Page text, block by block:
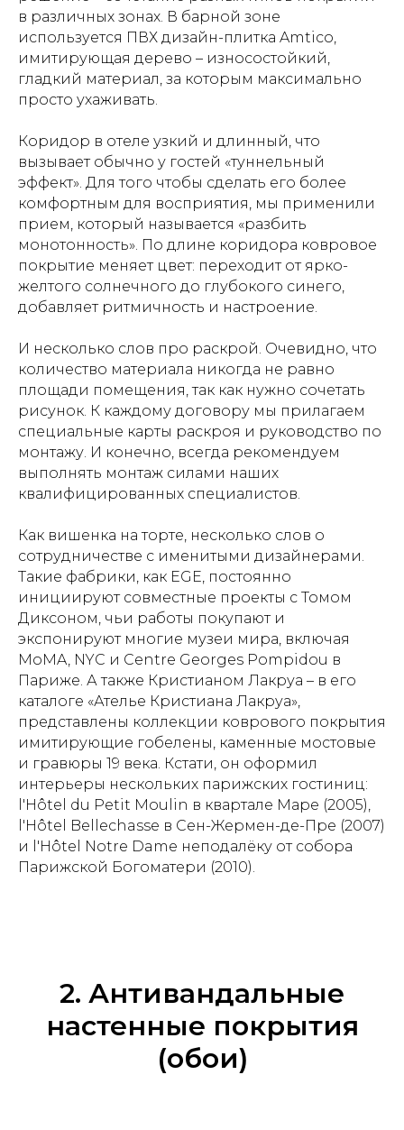
в различных зонах. В барной зоне
используется ПВХ дизайн-плитка Amtico,
имитирующая дерево – износостойкий,
гладкий материал, за которым максимально
просто ухаживать.
Коридор в отеле узкий и длинный, что
вызывает обычно у гостей «туннельный
эффект». Для того чтобы сделать его более
комфортным для восприятия, мы применили
прием, который называется «разбить
монотонность». По длине коридора ковровое
покрытие меняет цвет: переходит от ярко-
желтого солнечного до глубокого синего,
добавляет ритмичность и настроение.
И несколько слов про раскрой. Очевидно, что
количество материала никогда не равно
площади помещения, так как нужно сочетать
рисунок. К каждому договору мы прилагаем
специальные карты раскроя и руководство по
монтажу. И конечно, всегда рекомендуем
выполнять монтаж силами наших
квалифицированных специалистов.
Как вишенка на торте, несколько слов о
сотрудничестве с именитыми дизайнерами.
Такие фабрики, как EGE, постоянно
инициируют совместные проекты с Томом
Диксоном, чьи работы покупают и
экспонируют многие музеи мира, включая
MoMA, NYC и Centre Georges Pompidou в
Париже. А также Кристианом Лакруа – в его
каталоге «Ателье Кристиана Лакруа»,
представлены коллекции коврового покрытия
имитирующие гобелены, каменные мостовые
и гравюры 19 века. Кстати, он оформил
интерьеры нескольких парижских гостиниц:
l'Hôtel du Petit Moulin в квартале Маре (2005),
l'Hôtel Bellechasse в Сен-Жермен-де-Пре (2007)
и l'Hôtel Notre Dame неподалёку от собора
Парижской Богоматери (2010).
2. Антивандальные
настенные покрытия
(обои)